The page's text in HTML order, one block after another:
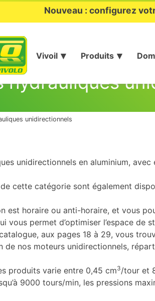
Nouveau : configurez
Vivoil Produits
hydrauliques
unidirectionnels
unidirectionnels en aluminium, avec
cette catégorie sont également
est horaire ou anti-horaire, et vous
vous permet d’optimiser l’espace de
aux pages 18 à 29, vous
de nos moteurs unidirectionnels,
produits varie entre 0,45 cm3/tour et
9000 tours/min, les pressions